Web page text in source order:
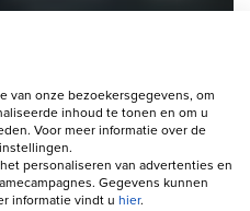
van onze bezoekersgegevens, om
inhoud te tonen en om u
Voor meer informatie over de
personaliseren van advertenties en
Gegevens kunnen
informatie vindt u hier.